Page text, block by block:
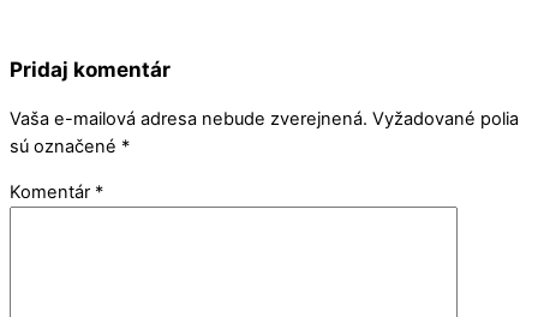
Pridaj komentár
Vaša e-mailová adresa nebude zverejnená. Vyžadované polia
sú označené *
Komentár *